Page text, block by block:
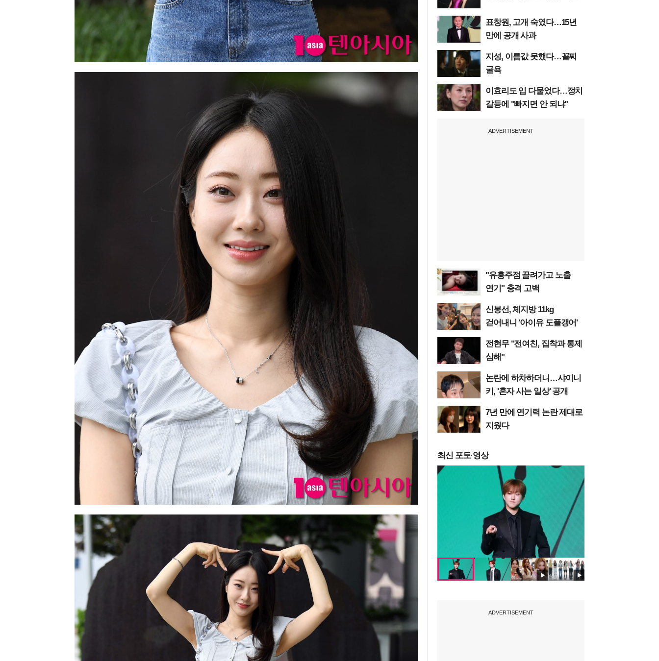
표창원, 고개 숙였다…15년
만에 공개 사과
지성, 이름값 못했다…꼴찌
굴욕
이효리도 입 다물었다…정치
갈등에 "빠지면 안 되냐"
ADVERTISEMENT
"유흥주점 끌려가고 노출
연기" 충격 고백
신봉선, 체지방 11kg
걷어내니 '아이유 도플갱어'
전현무 "전여친, 집착과 통제
심해"
논란에 하차하더니…샤이니
키, '혼자 사는 일상' 공개
7년 만에 연기력 논란 제대로
지웠다
최신 포토·영상
ADVERTISEMENT